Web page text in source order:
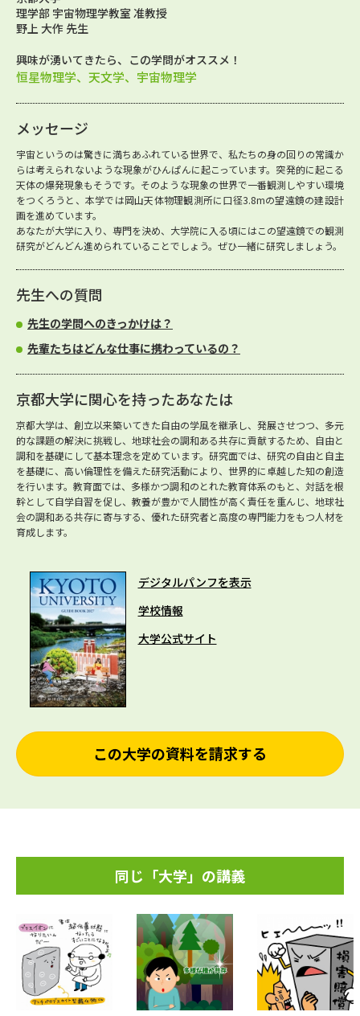
理学部 宇宙物理学教室 准教授
野上 大作 先生
興味が湧いてきたら、この学問がオススメ！
恒星物理学、天文学、宇宙物理学
メッセージ
宇宙というのは驚きに満ちあふれている世界で、私たちの身の回りの常識か
らは考えられないような現象がひんぱんに起こっています。突発的に起こる
天体の爆発現象もそうです。そのような現象の世界で一番観測しやすい環境
をつくろうと、本学では岡山天体物理観測所に口径3.8mの望遠鏡の建設計
画を進めています。
あなたが大学に入り、専門を決め、大学院に入る頃にはこの望遠鏡での観測
研究がどんどん進められていることでしょう。ぜひ一緒に研究しましょう。
先生への質問
先生の学問へのきっかけは？
先輩たちはどんな仕事に携わっているの？
京都大学に関心を持ったあなたは
京都大学は、創立以来築いてきた自由の学風を継承し、発展させつつ、多元
的な課題の解決に挑戦し、地球社会の調和ある共存に貢献するため、自由と
調和を基礎にして基本理念を定めています。研究面では、研究の自由と自主
を基礎に、高い倫理性を備えた研究活動により、世界的に卓越した知の創造
を行います。教育面では、多様かつ調和のとれた教育体系のもと、対話を根
幹として自学自習を促し、教養が豊かで人間性が高く責任を重んじ、地球社
会の調和ある共存に寄与する、優れた研究者と高度の専門能力をもつ人材を
育成します。
デジタルパンフを表示
学校情報
大学公式サイト
この大学の資料を請求する
同じ「大学」の講義